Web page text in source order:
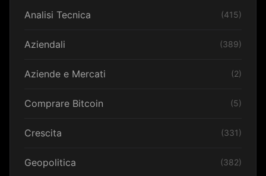
Analisi Tecnica (415)
Aziendali (389)
Aziende e Mercati (2)
Comprare Bitcoin (5)
Crescita (331)
Geopolitica (382)